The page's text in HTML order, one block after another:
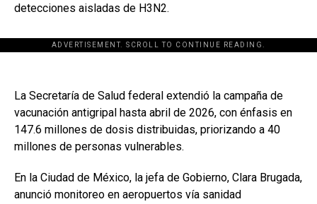
detecciones aisladas de H3N2.
ADVERTISEMENT. SCROLL TO CONTINUE READING.
La Secretaría de Salud federal extendió la campaña de
vacunación antigripal hasta abril de 2026, con énfasis en
147.6 millones de dosis distribuidas, priorizando a 40
millones de personas vulnerables.
En la Ciudad de México, la jefa de Gobierno, Clara Brugada,
anunció monitoreo en aeropuertos vía sanidad